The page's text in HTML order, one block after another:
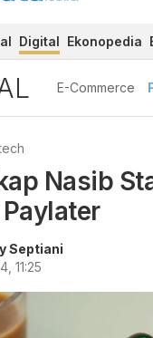
Digital Ekonopedia
E-Commerce
Nasib
Septiani
11:25